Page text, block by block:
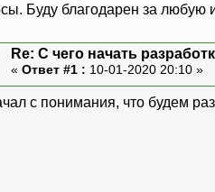
Буду благодарен за
Re: С чего начать
« Ответ #1 : 10-01-2020 20:10 »
с понимания, что будем